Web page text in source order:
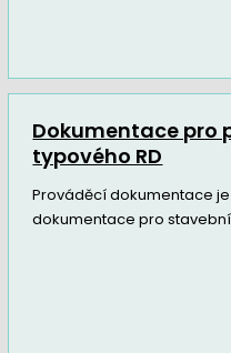
Dokumentace pro
typového RD
Prováděcí dokumentace
dokumentace pro